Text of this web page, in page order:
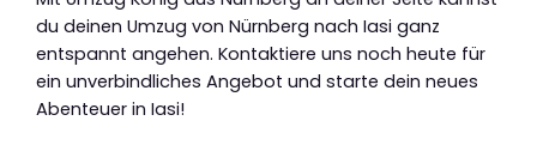
du deinen Umzug von Nürnberg nach Iasi ganz
entspannt angehen. Kontaktiere uns noch heute für
ein unverbindliches Angebot und starte dein neues
Abenteuer in Iasi!